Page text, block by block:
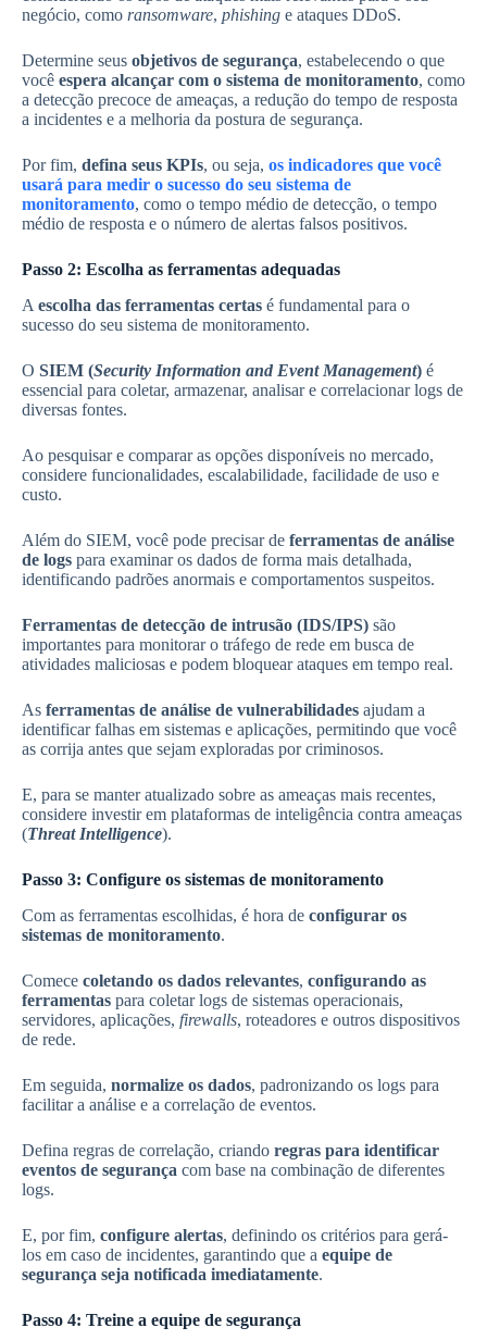
negócio, como ransomware, phishing e ataques DDoS.
Determine seus objetivos de segurança, estabelecendo o que
você espera alcançar com o sistema de monitoramento, como
a detecção precoce de ameaças, a redução do tempo de resposta
a incidentes e a melhoria da postura de segurança.
Por fim, defina seus KPIs, ou seja, os indicadores que você
usará para medir o sucesso do seu sistema de
monitoramento, como o tempo médio de detecção, o tempo
médio de resposta e o número de alertas falsos positivos.
Passo 2: Escolha as ferramentas adequadas
A escolha das ferramentas certas é fundamental para o
sucesso do seu sistema de monitoramento.
O SIEM (Security Information and Event Management) é
essencial para coletar, armazenar, analisar e correlacionar logs de
diversas fontes.
Ao pesquisar e comparar as opções disponíveis no mercado,
considere funcionalidades, escalabilidade, facilidade de uso e
custo.
Além do SIEM, você pode precisar de ferramentas de análise
de logs para examinar os dados de forma mais detalhada,
identificando padrões anormais e comportamentos suspeitos.
Ferramentas de detecção de intrusão (IDS/IPS) são
importantes para monitorar o tráfego de rede em busca de
atividades maliciosas e podem bloquear ataques em tempo real.
As ferramentas de análise de vulnerabilidades ajudam a
identificar falhas em sistemas e aplicações, permitindo que você
as corrija antes que sejam exploradas por criminosos.
E, para se manter atualizado sobre as ameaças mais recentes,
considere investir em plataformas de inteligência contra ameaças
(Threat Intelligence).
Passo 3: Configure os sistemas de monitoramento
Com as ferramentas escolhidas, é hora de configurar os
sistemas de monitoramento.
Comece coletando os dados relevantes, configurando as
ferramentas para coletar logs de sistemas operacionais,
servidores, aplicações, firewalls, roteadores e outros dispositivos
de rede.
Em seguida, normalize os dados, padronizando os logs para
facilitar a análise e a correlação de eventos.
Defina regras de correlação, criando regras para identificar
eventos de segurança com base na combinação de diferentes
logs.
E, por fim, configure alertas, definindo os critérios para gerá-
los em caso de incidentes, garantindo que a equipe de
segurança seja notificada imediatamente.
Passo 4: Treine a equipe de segurança